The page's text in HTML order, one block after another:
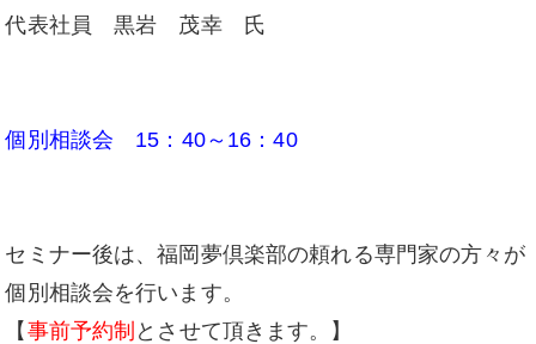
代表社員 黒岩 茂幸 氏
個別相談会 15：40～16：40
セミナー後は、福岡夢倶楽部の頼れる専門家の方々が
個別相談会を行います。
【 事前予約制 とさせて頂きます。】